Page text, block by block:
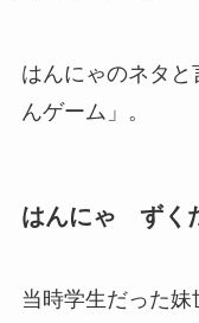
はんにゃのネタ
んゲーム」。
はんにゃ ずく
当時学生だった